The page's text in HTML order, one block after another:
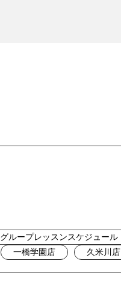
グループレッスンスケジュール
一橋学園店 久米川店